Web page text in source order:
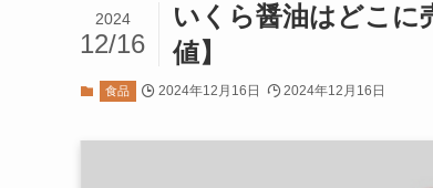
いくら醤油はどこに
値】
2024
12/16
食品 2024年12月16日 2024年12月16日